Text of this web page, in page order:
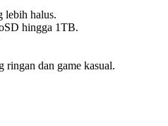
lebih halus.
hingga 1TB.
dan game kasual.